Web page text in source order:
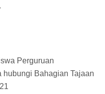
Perguruan
hubungi Bahagian Tajaan